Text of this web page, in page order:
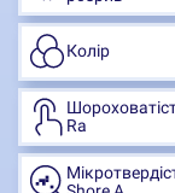
Колір
Ra